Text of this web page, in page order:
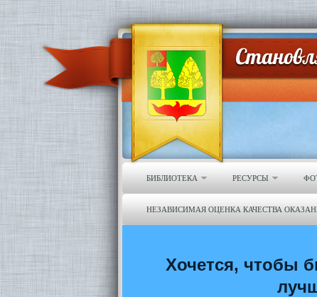
БИБЛИОТЕКА РЕСУРСЫ
НЕЗАВИСИМАЯ ОЦЕНКА КАЧЕСТВА
Хочется, чтобы